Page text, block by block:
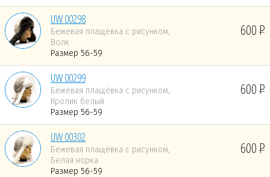
UW 00298
Бежевая плащёвка с рисунком,
Волк
Размер 56-59
600
UW 00299
Бежевая плащёвка с рисунком,
Кролик белый
Размер 56-59
600
UW 00302
Бежевая плащёвка с рисунком,
Белая норка
Размер 56-59
600